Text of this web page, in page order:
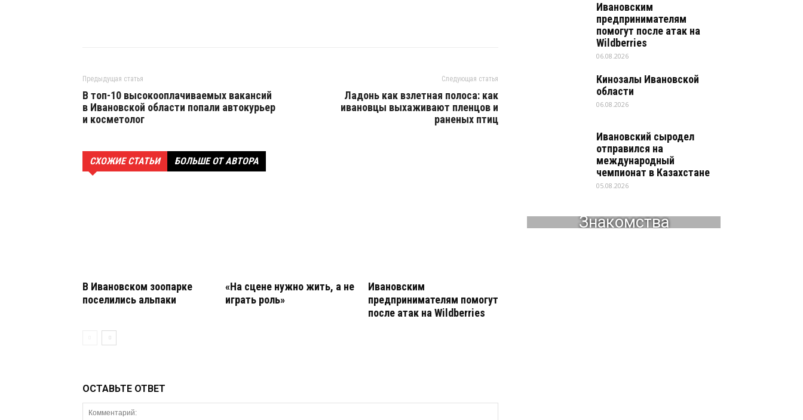
Предыдущая статья
В топ-10 высокооплачиваемых вакансий
в Ивановской области попали автокурьер
и косметолог
Следующая статья
Ладонь как взлетная полоса: как
ивановцы выхаживают пленцов и
раненых птиц
СХОЖИЕ СТАТЬИ БОЛЬШЕ ОТ АВТОРА
В Ивановском зоопарке
поселились альпаки
«На сцене нужно жить, а не
играть роль»
Ивановским
предпринимателям помогут
после атак на Wildberries
ОСТАВЬТЕ ОТВЕТ
Ивановским
предпринимателям
помогут после атак на
Wildberries
06.08.2026
Кинозалы Ивановской
области
06.08.2026
Ивановский сыродел
отправился на
международный
чемпионат в Казахстане
05.08.2026
Знакомства